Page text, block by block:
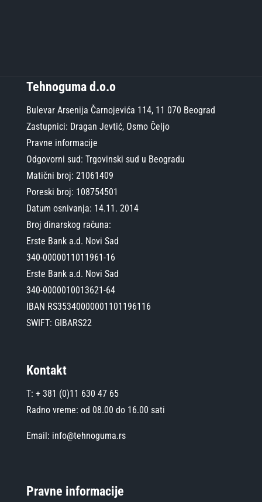
Tehnoguma d.o.o
Bulevar Arsenija Čarnojevića 114, 11 070 Beograd
Zastupnici: Dragan Jevtić, Osmo Čeljo
Pravne informacije
Odgovorni sud: Trgovinski sud u Beogradu
Matični broj: 21061409
Poreski broj: 108754501
Datum osnivanja: 14.11. 2014
Broj dinarskog računa:
Erste Bank a.d. Novi Sad
340-0000011011961-16
Erste Bank a.d. Novi Sad
340-0000010013621-64
IBAN RS35340000001101196116
SWIFT: GIBARS22
Kontakt
T: + 381 (0)11 630 47 65
Radno vreme: od 08.00 do 16.00 sati
Email: info@tehnoguma.rs
Pravne informacije